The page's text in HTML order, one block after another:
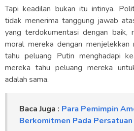
Tapi keadilan bukan itu intinya.
tidak menerima tanggung jawab
yang terdokumentasi dengan baik,
moral mereka dengan menjelekkan
tahu peluang Putin menghadapi
mereka tahu peluang mereka
adalah sama.
Baca Juga : Para Pemimpin
Berkomitmen Pada Persatuan